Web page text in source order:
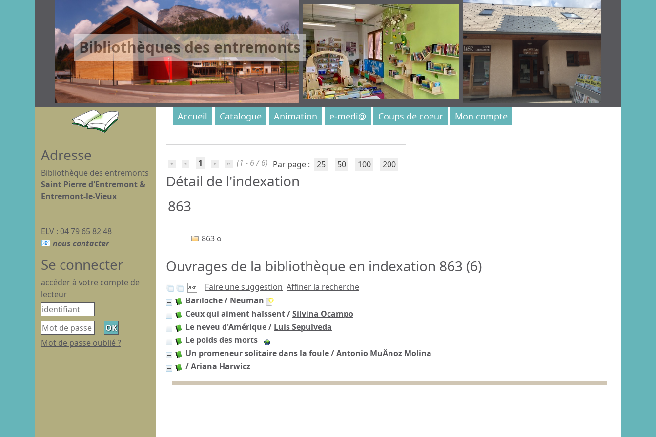
Bibliothèques des entremonts
1 (1 - 6 / 6) Par page : 25 50 100 200
Détail de l'indexation
863
863 o
Ouvrages de la bibliothèque en indexation 863 (6)
Faire une suggestion Affiner la recherche
Bariloche/ Neuman
Ceux qui aiment haïssent/Silvina Ocampo
Le neveu d'Amérique/ Luis Sepulveda
Le poids des morts
Un promeneur solitaire dans la foule/Antonio MuÄnoz Molina
/Ariana Harwicz
Accueil Catalogue Animation e-medi@ Coups de coeur Mon compte
Adresse
Bibliothèque des entremonts
Saint Pierre d'Entremont &
Entremont-le-Vieux
ELV : 04 79 65 82 48
Se connecter
accéder à votre compte de
lecteur
Mot de passe oublié ?